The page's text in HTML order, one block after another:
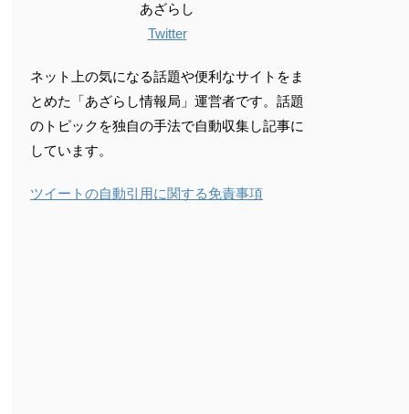
あざらし
Twitter
ネット上の気になる話題や便利なサイトをま
とめた「あざらし情報局」運営者です。話題
のトピックを独自の手法で自動収集し記事に
しています。
ツイートの自動引用に関する免責事項